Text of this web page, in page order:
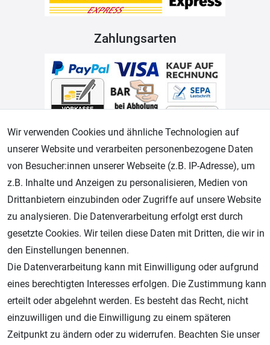
Zahlungsarten
Geprüfter Shop
AGB Widerrufsrecht Datenschutz Impressum
Unsere weiteren Shops:
Wir verwenden Cookies und ähnliche Technologien auf
unserer Website und verarbeiten personenbezogene Daten
von Besucher:innen unserer Webseite (z.B. IP-Adresse), um
z.B. Inhalte und Anzeigen zu personalisieren, Medien von
Drittanbietern einzubinden oder Zugriffe auf unsere Website
zu analysieren. Die Datenverarbeitung erfolgt erst durch
gesetzte Cookies. Wir teilen diese Daten mit Dritten, die wir in
den Einstellungen benennen.
Die Datenverarbeitung kann mit Einwilligung oder aufgrund
eines berechtigten Interesses erfolgen. Die Zustimmung kann
erteilt oder abgelehnt werden. Es besteht das Recht, nicht
einzuwilligen und die Einwilligung zu einem späteren
Zeitpunkt zu ändern oder zu widerrufen. Beachten Sie unser